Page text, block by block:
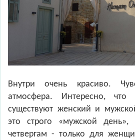
Внутри очень красиво.
атмосфера. Интересно,
существуют женский и
это строго «мужской
четвергам - только для